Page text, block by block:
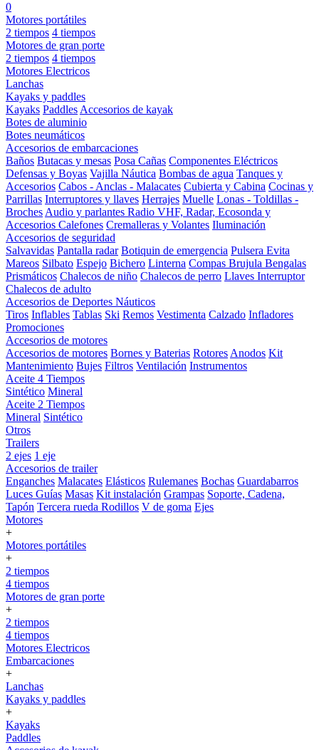
0
Motores portátiles
2 tiempos 4 tiempos
Motores de gran porte
2 tiempos 4 tiempos
Motores Electricos
Lanchas
Kayaks y paddles
Kayaks Paddles Accesorios de kayak
Botes de aluminio
Botes neumáticos
Accesorios de embarcaciones
Baños Butacas y mesas Posa Cañas Componentes Eléctricos
Defensas y Boyas Vajilla Náutica Bombas de agua Tanques y
Accesorios Cabos - Anclas - Malacates Cubierta y Cabina Cocinas y
Parrillas Interruptores y llaves Herrajes Muelle Lonas - Toldillas -
Broches Audio y parlantes Radio VHF, Radar, Ecosonda y
Accesorios Calefones Cremalleras y Volantes Iluminación
Accesorios de seguridad
Salvavidas Pantalla radar Botiquin de emergencia Pulsera Evita
Mareos Silbato Espejo Bichero Linterna Compas Brujula Bengalas
Prismáticos Chalecos de niño Chalecos de perro Llaves Interruptor
Chalecos de adulto
Accesorios de Deportes Náuticos
Tiros Inflables Tablas Ski Remos Vestimenta Calzado Infladores
Promociones
Accesorios de motores
Accesorios de motores Bornes y Baterias Rotores Anodos Kit
Mantenimiento Bujes Filtros Ventilación Instrumentos
Aceite 4 Tiempos
Sintético Mineral
Aceite 2 Tiempos
Mineral Sintético
Otros
Trailers
2 ejes 1 eje
Accesorios de trailer
Enganches Malacates Elásticos Rulemanes Bochas Guardabarros
Luces Guías Masas Kit instalación Grampas Soporte, Cadena,
Tapón Tercera rueda Rodillos V de goma Ejes
Motores
+
Motores portátiles
+
2 tiempos
4 tiempos
Motores de gran porte
+
2 tiempos
4 tiempos
Motores Electricos
Embarcaciones
+
Lanchas
Kayaks y paddles
+
Kayaks
Paddles